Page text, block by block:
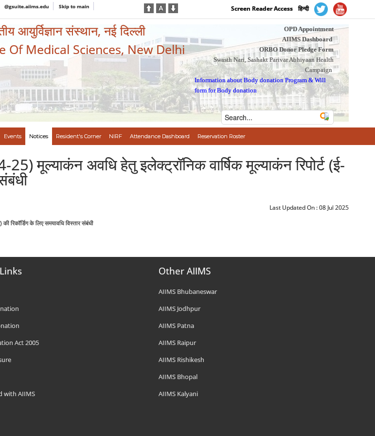
@gsuite.aiims.edu Skip to main Screen Reader Access हिन्दी
आयुर्विज्ञान संस्थान, नई दिल्ली
Of Medical Sciences, New Delhi
OPD Appointment
AIIMS Dashboard
ORBO Donor Pledge Form
Swasth Nari, Sashakt Parivar Abhiyaan Health
Campaign
Information about Body donation Program &Will
form for Body donation
Events Notices Resident's Corner NIRF Attendance Dashboard Reservation Roster
मूल्याकंन अवधि हेतु इलेक्ट्रॉनिक वार्षिक मूल्याकंन रिपोर्ट (ई-
Last Updated On :08 Jul 2025
के लिए समयावधि विस्तार संबंधी
Act 2005
with AIIMS
Other AIIMS
AIIMS Bhubaneswar
AIIMS Jodhpur
AIIMS Patna
AIIMS Raipur
AIIMS Rishikesh
AIIMS Bhopal
AIIMS Kalyani